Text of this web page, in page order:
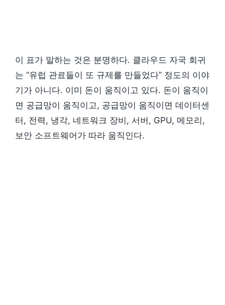
이 표가 말하는 것은 분명하다. 클라우드 자국 회귀
는 “유럽 관료들이 또 규제를 만들었다” 정도의 이야
기가 아니다. 이미 돈이 움직이고 있다. 돈이 움직이
면 공급망이 움직이고, 공급망이 움직이면 데이터센
터, 전력, 냉각, 네트워크 장비, 서버, GPU, 메모리,
보안 소프트웨어가 따라 움직인다.